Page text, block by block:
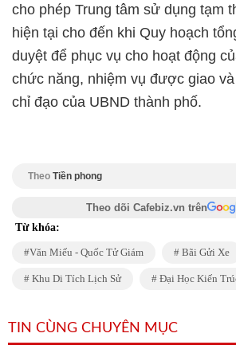
cho phép Trung tâm sử dụng tạm
hiện tại cho đến khi Quy hoạch
duyệt để phục vụ cho hoạt động
chức năng, nhiệm vụ được giao
chỉ đạo của UBND thành phố.
Theo Tiền phong
Theo dõi Cafebiz.vn trên
Từ khóa:
Văn Miếu - Quốc Tử Giám Bãi Gửi Xe
Khu Di Tích Lịch Sử Đại Học Kiến
TIN CÙNG CHUYÊN MỤC